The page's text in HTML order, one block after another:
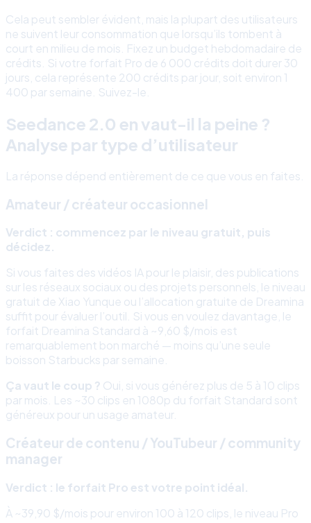
Cela peut sembler évident, mais la plupart des utilisateurs
ne suivent leur consommation que lorsqu’ils tombent à
court en milieu de mois. Fixez un budget hebdomadaire de
crédits. Si votre forfait Pro de 6 000 crédits doit durer 30
jours, cela représente 200 crédits par jour, soit environ 1
400 par semaine. Suivez-le.
Seedance 2.0 en vaut-il la peine ?
Analyse par type d’utilisateur
La réponse dépend entièrement de ce que vous en faites.
Amateur / créateur occasionnel
Verdict : commencez par le niveau gratuit, puis
décidez.
Si vous faites des vidéos IA pour le plaisir, des publications
sur les réseaux sociaux ou des projets personnels, le niveau
gratuit de Xiao Yunque ou l’allocation gratuite de Dreamina
suffit pour évaluer l’outil. Si vous en voulez davantage, le
forfait Dreamina Standard à ~9,60 $/mois est
remarquablement bon marché — moins qu’une seule
boisson Starbucks par semaine.
Ça vaut le coup ? Oui, si vous générez plus de 5 à 10 clips
par mois. Les ~30 clips en 1080p du forfait Standard sont
généreux pour un usage amateur.
Créateur de contenu / YouTubeur / community
manager
Verdict : le forfait Pro est votre point idéal.
À ~39,90 $/mois pour environ 100 à 120 clips, le niveau Pro